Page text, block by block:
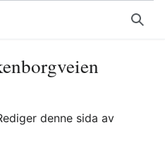
Søk
denne sida av